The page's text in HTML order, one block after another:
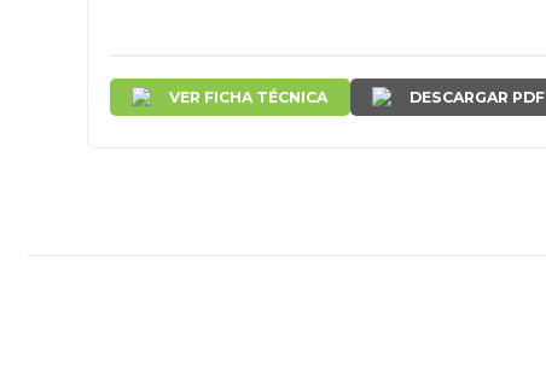
VER FICHA TÉCNICA DESCARGAR PDF